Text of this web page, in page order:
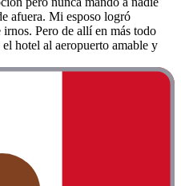
afuera. Mi esposo logró
irnos. Pero de allí en más todo
hotel al aeropuerto amable y